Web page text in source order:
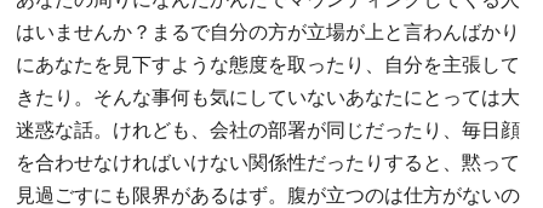
はいませんか？まるで自分の方が立場が上と言わんばかり
にあなたを見下すような態度を取ったり、自分を主張して
きたり。そんな事何も気にしていないあなたにとっては大
迷惑な話。けれども、会社の部署が同じだったり、毎日顔
を合わせなければいけない関係性だったりすると、黙って
見過ごすにも限界があるはず。腹が立つのは仕方がないの